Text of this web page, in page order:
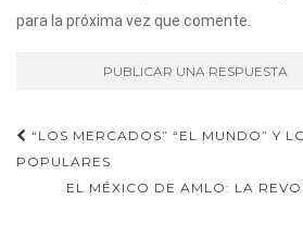
para la próxima vez que comente.
Navegación
de
“LOS MERCADOS” “EL MUNDO” Y
POPULARES
EL MÉXICO DE AMLO: LA